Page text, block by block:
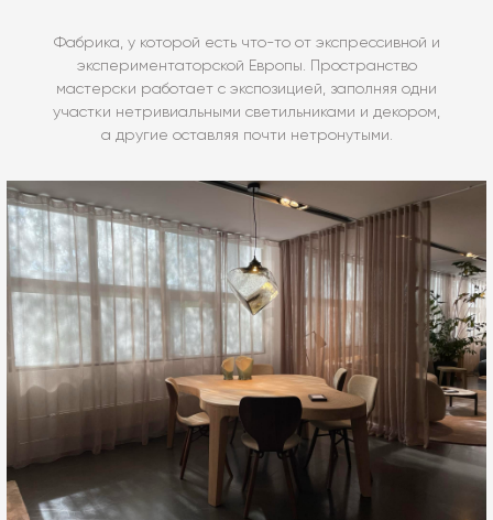
Фабрика, у которой есть что-то от экспрессивной и
экспериментаторской Европы. Пространство
мастерски работает с экспозицией, заполняя одни
участки нетривиальными светильниками и декором,
а другие оставляя почти нетронутыми.